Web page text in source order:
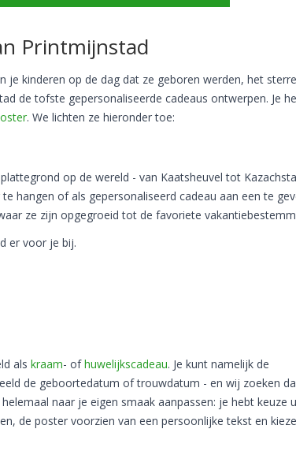
Printmijnstad
kinderen op de dag dat ze geboren werden, het
de tofste gepersonaliseerde cadeaus ontwerpen. Je
. We lichten ze hieronder toe:
plattegrond op de wereld - van Kaatsheuvel tot
hangen of als gepersonaliseerd cadeau aan een te
ze zijn opgegroeid tot de favoriete
er voor je bij.
als kraam- ofhuwelijkscadeau. Je kunt namelijk de
de geboortedatum of trouwdatum - en wij zoeken
naar je eigen smaak aanpassen: je hebt keuze
de poster voorzien van een persoonlijke tekst en